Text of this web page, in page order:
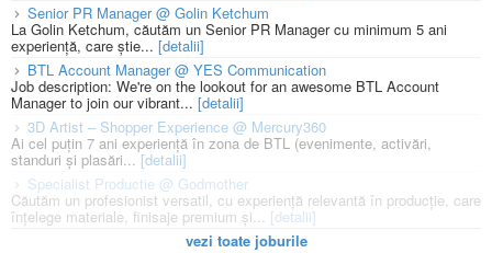
Senior PR Manager @ Golin Ketchum
La Golin Ketchum, căutăm un Senior PR Manager cu minimum 5 ani
experiență, care știe... [detalii]
BTL Account Manager @ YES Communication
Job description: We're on the lookout for an awesome BTL Account
Manager to join our vibrant... [detalii]
3D Artist – Shopper Experience @ Mercury360
Ai cel puțin 7 ani experiență în zona de BTL (evenimente, activări,
standuri și plasări...[detalii]
Specialist Productie @ Godmother
Căutăm un profesionist versatil, cu experiență relevantă în producție, care
înțelege materiale, finisaje premium și... [detalii]
vezi toate joburile